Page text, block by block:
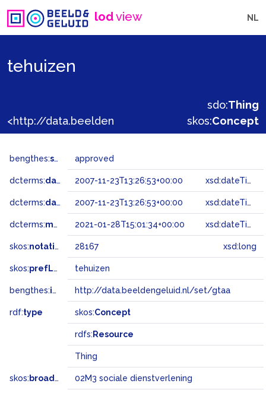
lodview NL
tehuizen
sdo:Thing
skos:Concept
bengthes:status approved
dcterms:dateAccepted 2007-11-23T13:26:53+00:00 xsd:dateTime
dcterms:dateSubmitted 2007-11-23T13:26:53+00:00 xsd:dateTime
dcterms:modified 2021-01-28T15:01:34+00:00 xsd:dateTime
skos:notation 28167 xsd:long
skos:prefLabel tehuizen
bengthes:inSet http://data.beeldengeluid.nl/set/gtaa
rdf:type skos:Concept
rdfs: Resource
Thing
skos: broadMatch 02M3 sociale dienstverlening